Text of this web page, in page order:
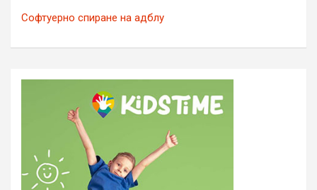
Софтуерно спиране на адблу